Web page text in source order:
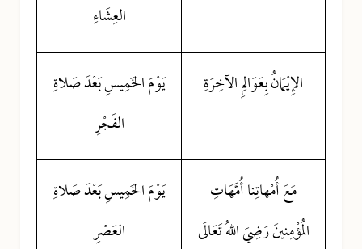
العِشَاءِ
الإِيْمَانُ بِعَوَالِمِ الآخِرَةِ
يَوْمَ الخَمِيسِ بَعْدَ صَلاةِ
الفَجْرِ
مَعَ أُمْهاتِنا أُمَّهَاتِ
الُمؤْمِنينَ رَضِيَ اللهُ تَعَالَى
يَوْمَ الخَمِيسِ بَعْدَ صَلاةِ
العَصْرِ